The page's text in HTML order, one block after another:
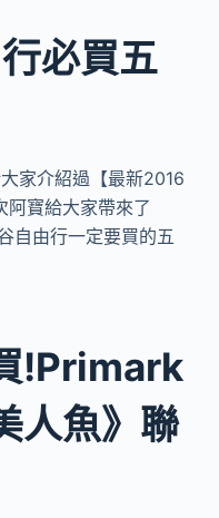
必買五
家介紹過【最新2016
阿寶給大家帶來了
自由行一定要買的五
!Primark
人魚》聯